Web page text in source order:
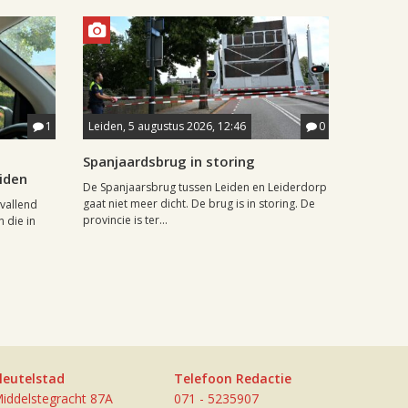
1
die in
Leiden, 5 augustus 2026, 12:46 0
Spanjaardsbrug in storing
De Spanjaarsbrug tussen Leiden en Leiderdorp
gaat niet meer dicht. De brug is in storing. De
provincie is ter...
87A
Telefoon Redactie
071 - 5235907